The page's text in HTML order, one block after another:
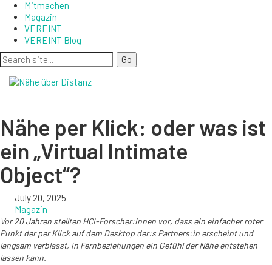
Mitmachen
Magazin
VEREINT
VEREINT Blog
Nähe per Klick: oder was ist
ein „Virtual Intimate
Object“?
July 20, 2025
Magazin
Vor 20 Jahren stellten HCI-Forscher:innen vor, dass ein einfacher roter
Punkt der per Klick auf dem Desktop der:s Partners:in erscheint und
langsam verblasst, in Fernbeziehungen ein Gefühl der Nähe entstehen
lassen kann.